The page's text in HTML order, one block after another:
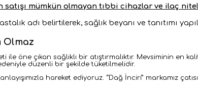
mümkün olmayan tıbbi cihazlar ve ilaç
adı belirtilerek, sağlık beyanı ve tanıtımı
Olmaz
ile öne çıkan sağlıklı bir atıştırmalıktır. Mevsiminin en
düzenli bir şekilde tüketilmelidir.
hareket ediyoruz. “Dağ İnciri” markamız